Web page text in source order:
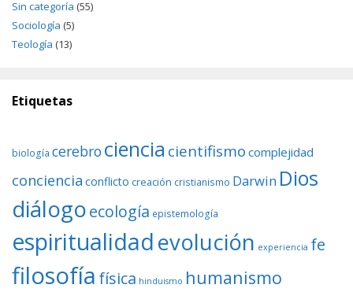
Sin categoría (55)
Sociología (5)
Teología (13)
Etiquetas
biología cerebro ciencia cientifismo complejidad
conciencia conflicto creación cristianismo Darwin Dios
diálogoecología epistemología
espiritualidadevolución experiencia fe
filosofía física hinduismo humanismo